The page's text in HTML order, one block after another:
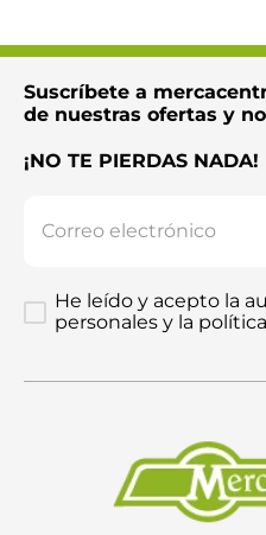
Enviar
Suscríbete a
de nuestras ofertas y
¡NO TE PIERDAS NADA!
He leído y acepto la
personales y la